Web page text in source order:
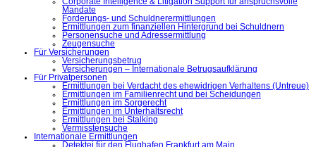
Mandate
Forderungs- und Schuldnerermittlungen
Ermittlungen zum finanziellen Hintergrund bei Schuldnern
Personensuche und Adressermittlung
Zeugensuche
Für Versicherungen
Versicherungsbetrug
Versicherungen – Internationale Betrugsaufklärung
Für Privatpersonen
Ermittlungen bei Verdacht des ehewidrigen Verhaltens (Untreue)
Ermittlungen im Familienrecht und bei Scheidungen
Ermittlungen im Sorgerecht
Ermittlungen im Unterhaltsrecht
Ermittlungen bei Stalking
Vermisstensuche
Internationale Ermittlungen
Detektei für den Flughafen Frankfurt am Main